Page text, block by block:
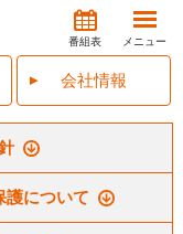
番組表 メニュー
会社情報
護について